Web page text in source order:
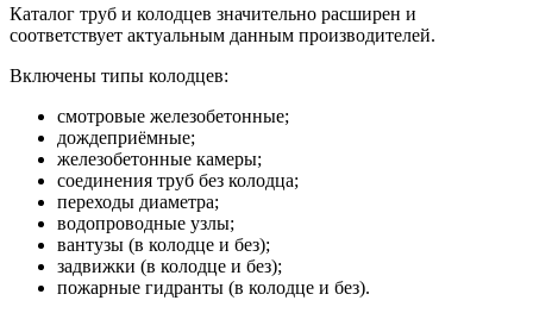
Каталог труб и колодцев значительно расширен и
соответствует актуальным данным производителей.
Включены типы колодцев:
смотровые железобетонные;
дождеприёмные;
железобетонные камеры;
соединения труб без колодца;
переходы диаметра;
водопроводные узлы;
вантузы (в колодце и без);
задвижки (в колодце и без);
пожарные гидранты (в колодце и без).